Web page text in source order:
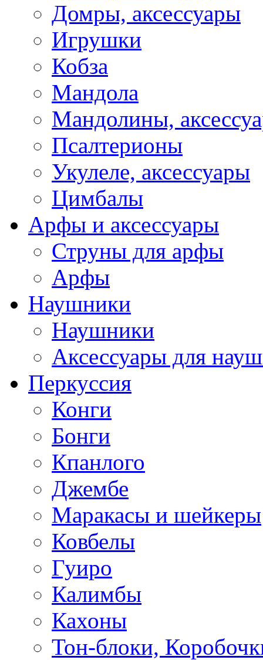
Домры, аксессуары
Игрушки
Кобза
Мандола
Мандолины,
Псалтерионы
Укулеле, аксессуары
Цимбалы
Арфы и аксессуары
Струны для арфы
Арфы
Наушники
Наушники
Аксессуары для
Перкуссия
Конги
Бонги
Кпанлого
Джембе
Маракасы и шейкеры
Ковбелы
Гуиро
Калимбы
Кахоны
Тон-блоки,